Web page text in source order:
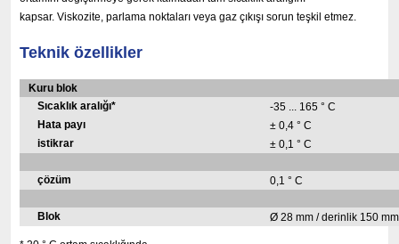
kapsar. Viskozite, parlama noktaları veya gaz çıkışı sorun teşkil etmez.
Teknik özellikler
Kuru blok
Sıcaklık aralığı*
-35 ... 165 ° C
Hata payı
± 0,4 ° C
istikrar
± 0,1 ° C
çözüm 0,1 ° C
Blok Ø 28 mm / derinlik 150 mm